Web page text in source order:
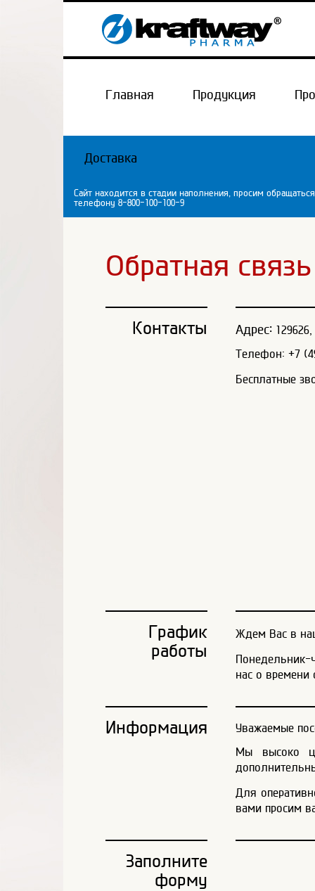
Главная Продукция
Доставка
Сайт находится в стадии наполнения, просим
телефону 8-800-100-100-9
Обратная связь
Контакты Адрес:
Телефон: +7
Бесплатные
График
работы
Ждем Вас в
Понедельник-
нас о времени
Информация
Уважаемые
Мы высоко
Для
вами просим
Заполните
форму